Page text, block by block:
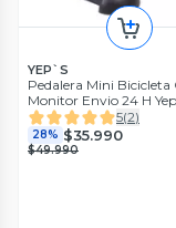
YEP`S
Pedalera Mini Bicicleta
Monitor Envio 24 H
5(2)
28% $35.990
$49.990